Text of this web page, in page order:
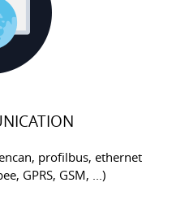
profilbus, ethernet
GPRS, GSM, ...)